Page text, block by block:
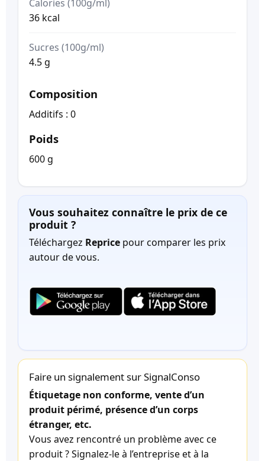
Calories (100g/ml)
36 kcal
Sucres (100g/ml)
4.5 g
Composition
Additifs : 0
Poids
600 g
Vous souhaitez connaître le prix de ce
produit ?
Téléchargez Reprice pour comparer les prix
autour de vous.
Faire un signalement sur SignalConso
Étiquetage non conforme, vente d’un
produit périmé, présence d’un corps
étranger, etc.
Vous avez rencontré un problème avec ce
produit ? Signalez-le à l’entreprise et à la